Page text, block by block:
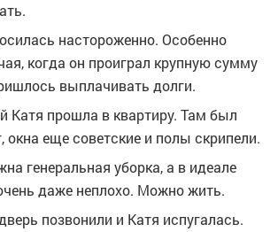
настороженно. Особенно
когда он проиграл крупную сумму
выплачивать долги.
Катя прошла в квартиру. Там был
окна еще советские и полы скрипели.
генеральная уборка, а в идеале
даже неплохо. Можно жить.
позвонили и Катя испугалась.